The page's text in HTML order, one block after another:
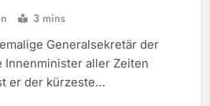
3 mins
Generalsekretär der
Innenminister aller Zeiten
er der kürzeste…